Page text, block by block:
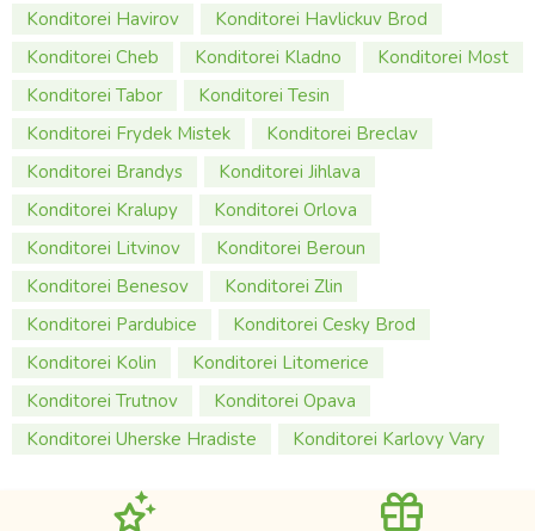
Konditorei Havirov
Konditorei Havlickuv Brod
Konditorei Cheb
Konditorei Kladno
Konditorei Most
Konditorei Tabor
Konditorei Tesin
Konditorei Frydek Mistek
Konditorei Breclav
Konditorei Brandys
Konditorei Jihlava
Konditorei Kralupy
Konditorei Orlova
Konditorei Litvinov
Konditorei Beroun
Konditorei Benesov
Konditorei Zlin
Konditorei Pardubice
Konditorei Cesky Brod
Konditorei Kolin
Konditorei Litomerice
Konditorei Trutnov
Konditorei Opava
Konditorei Uherske Hradiste
Konditorei Karlovy Vary